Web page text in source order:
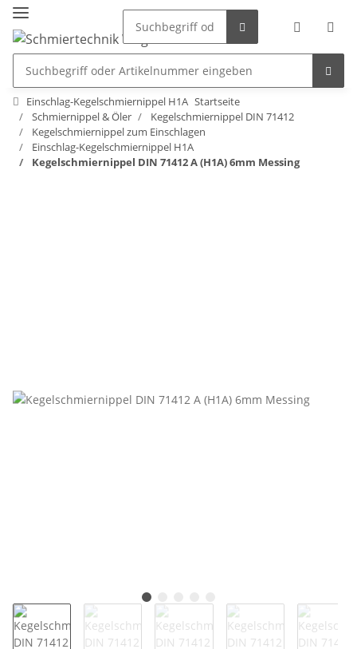
Einschlag-Kegelschmiernippel H1A Startseite
Schmiernippel & Öler
Kegelschmiernippel DIN 71412
Kegelschmiernippel zum Einschlagen
Einschlag-Kegelschmiernippel H1A
Kegelschmiernippel DIN 71412 A (H1A) 6mm Messing